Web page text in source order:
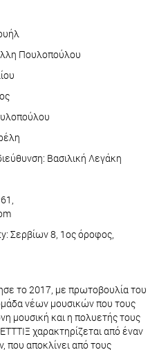
Πουλοπούλου
Βασιλική Λεγάκη
Σερβίων 8, 1ος όροφος,
το 2017, με πρωτοβουλία του
νέων μουσικών που τους
μουσική και η πολυετής τους
χαρακτηρίζεται από έναν
που αποκλίνει από τους